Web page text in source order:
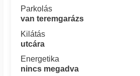
Parkolás
van teremgarázs
Kilátás
utcára
Energetika
nincs megadva